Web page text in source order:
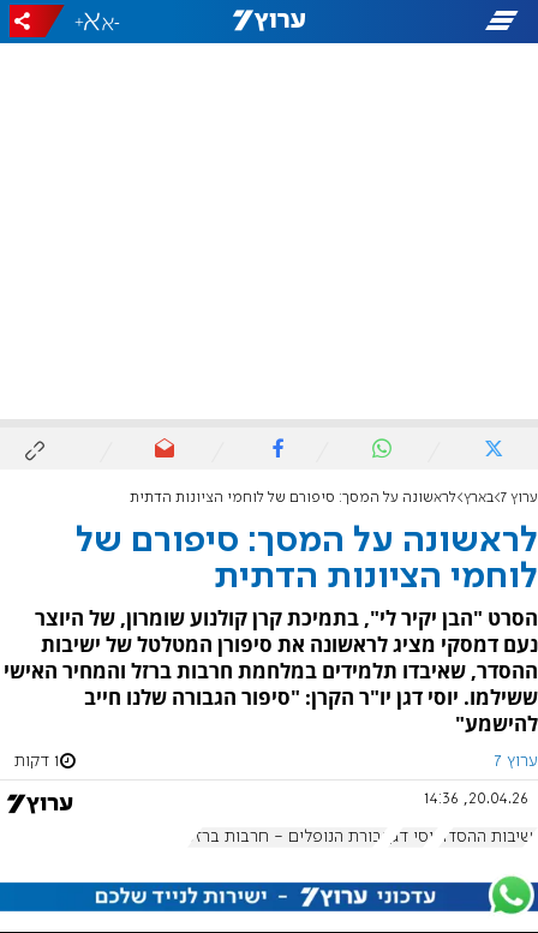
-
+
ערוץ 7 בארץ לראשונה על המסך: סיפורם של לוחמי הציונות הדתית
לראשונה על המסך: סיפורם של
לוחמי הציונות הדתית
הסרט "הבן יקיר לי", בתמיכת קרן קולנוע שומרון, של היוצר
נעם דמסקי מציג לראשונה את סיפורן המטלטל של ישיבות
ההסדר, שאיבדו תלמידים במלחמת חרבות ברזל והמחיר האישי
ששילמו. יוסי דגן יו"ר הקרן: "סיפור הגבורה שלנו חייב
להישמע"
ערוץ 7 1 דקות
20.04.26, 14:36
ישיבות ההסדר יוסי דגן גבורת הנופלים - חרבות ברזל